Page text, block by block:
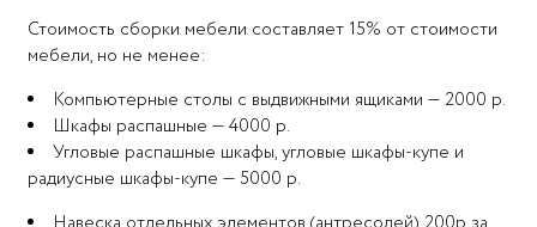
Стоимость сборки мебели составляет 15% от стоимости
мебели, но не менее:
Компьютерные столы с выдвижными ящиками — 2000 р.
Шкафы распашные — 4000 р.
Угловые распашные шкафы, угловые шкафы-купе и
радиусные шкафы-купе — 5000 р.